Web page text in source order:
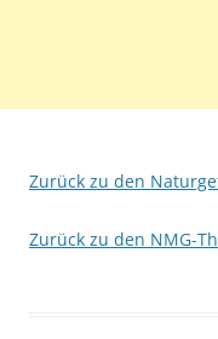
Zurück zu den
Zurück zu den NMG-